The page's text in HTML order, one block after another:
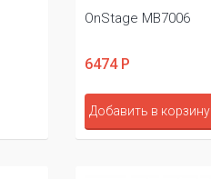
OnStage MB7006
6474 Р
Добавить в корзину